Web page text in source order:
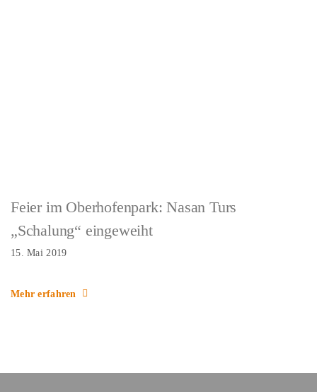
Feier im Oberhofenpark: Nasan Turs
„Schalung“ eingeweiht
15. Mai 2019
Mehr erfahren